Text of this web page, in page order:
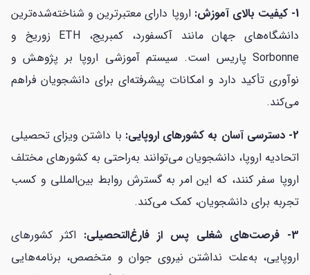
1- کیفیت بالای آموزش:
اروپا دارای معتبرترین و شناخته‌شده‌ترین
دانشگاه‌های جهان مانند آکسفورد، کمبریج، ETH زوریخ و
Sorbonne پاریس است. سیستم آموزشی اروپا بر پژوهش و
نوآوری تأکید دارد و امکانات پیشرفته‌ای برای دانشجویان فراهم
می‌کند.
2- دسترسی آسان به کشورهای اروپایی:
با داشتن ویزای تحصیلی
اتحادیه اروپا، دانشجویان می‌توانند به‌راحتی به کشورهای مختلف
اروپا سفر کنند، که این امر به گسترش روابط بین‌المللی و کسب
تجربه‌ برای دانشجویان، کمک می‌کند.
3- فرصت‌های شغلی پس از فارغ‌التحصیلی:
اکثر کشورهای
اروپایی، به‌علت نداشتن نیروی جوان و متخصص، برنامه‌هایی